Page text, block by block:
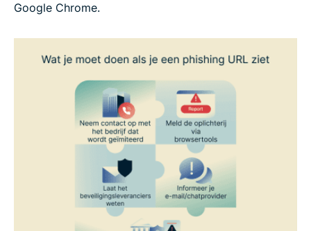
Google Chrome.